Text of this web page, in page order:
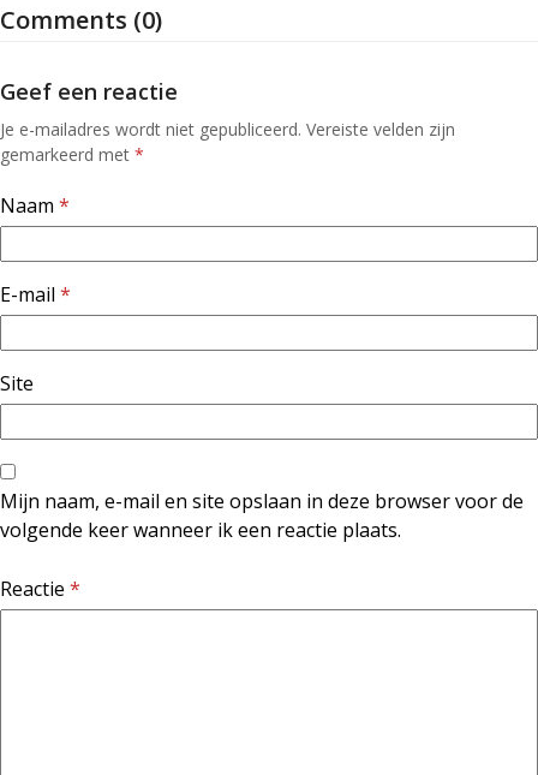
Comments (0)
Geef een reactie
Je e-mailadres wordt niet gepubliceerd. Vereiste velden zijn
gemarkeerd met *
Naam *
E-mail *
Site
Mijn naam, e-mail en site opslaan in deze browser voor de
volgende keer wanneer ik een reactie plaats.
Reactie *